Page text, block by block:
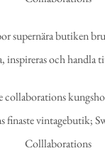
supernära butiken
inspireras och handla